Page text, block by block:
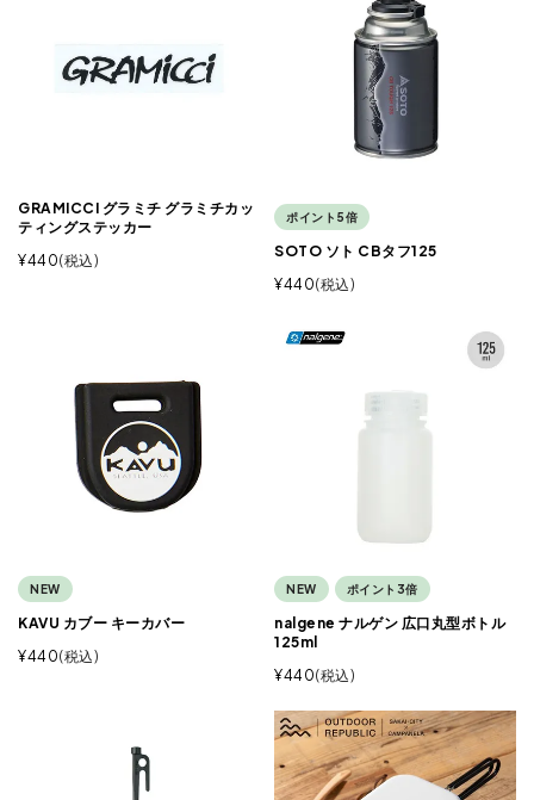
GRAMICCI グラミチ グラミチカッ
ティングステッカー
¥440 税込
ポイント5倍
SOTO ソト CBタフ125
¥440 税込
NEW
KAVU カブー キーカバー
¥440 税込
NEW ポイント3倍
nalgene ナルゲン 広口丸型ボトル
125ml
¥440 税込